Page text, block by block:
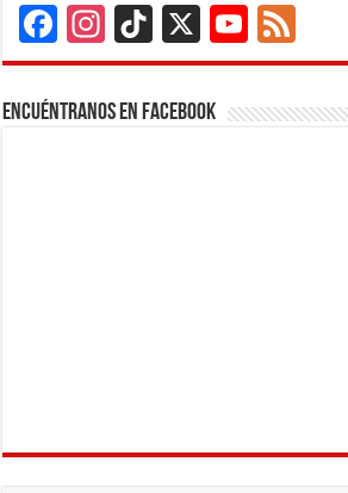
Facebook
Instagram
TikTok
X
Encuéntranos en Facebook